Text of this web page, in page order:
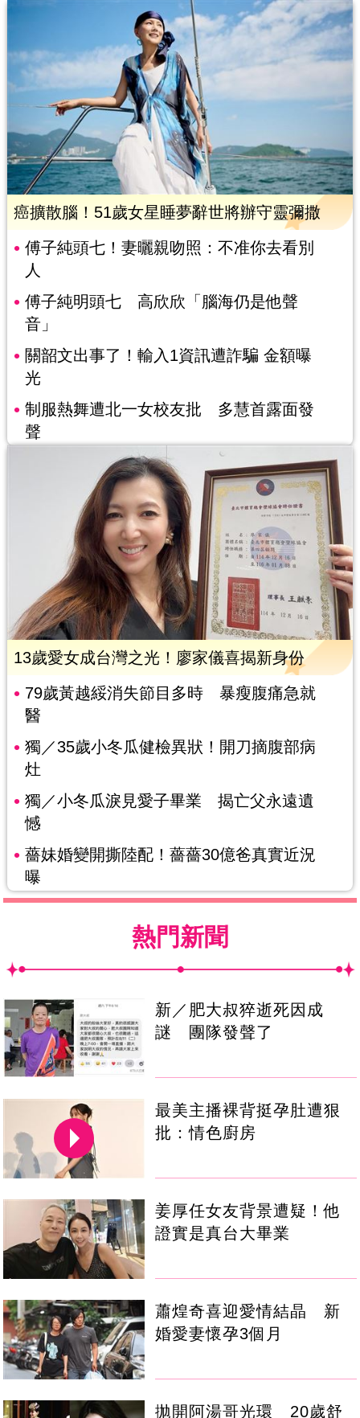
癌擴散腦！51歲女星睡夢辭世將辦守靈彌撒
傅子純頭七！妻曬親吻照：不准你去看別
人
傅子純明頭七 高欣欣「腦海仍是他聲
音」
關韶文出事了！輸入1資訊遭詐騙 金額曝
光
制服熱舞遭北一女校友批 多慧首露面發
聲
13歲愛女成台灣之光！廖家儀喜揭新身份
79歲黃越綏消失節目多時 暴瘦腹痛急就
醫
獨／35歲小冬瓜健檢異狀！開刀摘腹部病
灶
獨／小冬瓜淚見愛子畢業 揭亡父永遠遺
憾
薔妹婚變開撕陸配！薔薔30億爸真實近況
曝
熱門新聞
新／肥大叔猝逝死因成
謎 團隊發聲了
最美主播裸背挺孕肚遭狠
批：情色廚房
姜厚任女友背景遭疑！他
證實是真台大畢業
蕭煌奇喜迎愛情結晶 新
婚愛妻懷孕3個月
拋開阿湯哥光環 20歲舒